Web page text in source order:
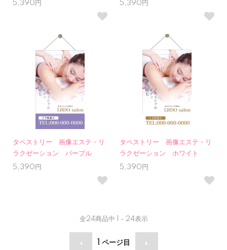
5,390円
5,390円
タペストリー 画像エステ・リ
ラクゼーション パープル
5,390円
タペストリー 画像エステ・リ
ラクゼーション ホワイト
5,390円
全24商品中 1 - 24表示
ページ目